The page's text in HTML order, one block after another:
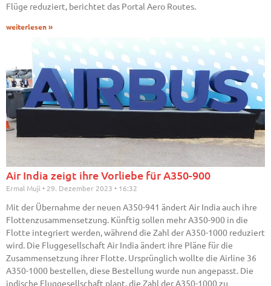
Flüge reduziert, berichtet das Portal Aero Routes.
weiterlesen »
Air India zeigt ihre Vorliebe für A350-900
Ermal Muji 29. Dezember 2023 16:32
Mit der Übernahme der neuen A350-941 ändert Air India auch ihre
Flottenzusammensetzung. Künftig sollen mehr A350-900 in die
Flotte integriert werden, während die Zahl der A350-1000 reduziert
wird. Die Fluggesellschaft Air India ändert ihre Pläne für die
Zusammensetzung ihrer Flotte. Ursprünglich wollte die Airline 36
A350-1000 bestellen, diese Bestellung wurde nun angepasst. Die
indische Fluggesellschaft plant, die Zahl der A350-1000 zu